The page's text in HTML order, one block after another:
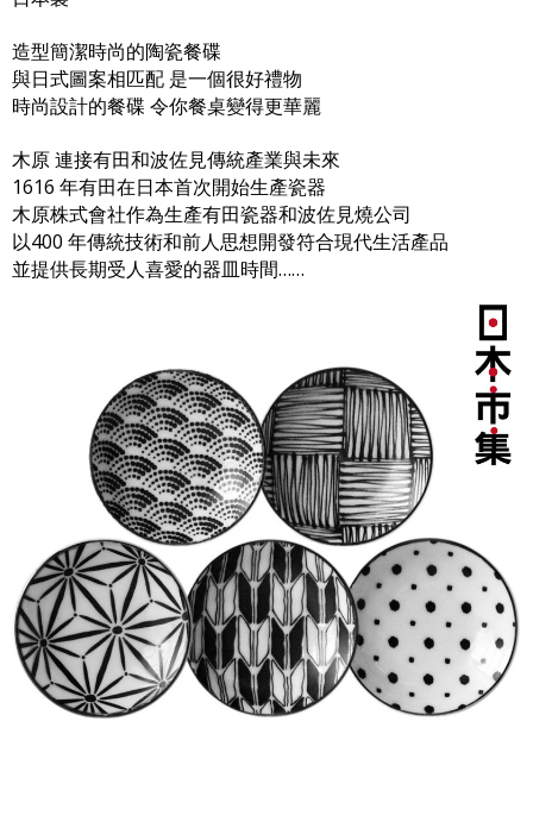
造型簡潔時尚的陶瓷餐碟
與日式圖案相匹配 是一個很好禮物
時尚設計的餐碟 令你餐桌變得更華麗
木原 連接有田和波佐見傳統產業與未來
1616 年有田在日本首次開始生產瓷器
木原株式會社作為生產有田瓷器和波佐見燒公司
以400 年傳統技術和前人思想開發符合現代生活產品
並提供長期受人喜愛的器皿時間……